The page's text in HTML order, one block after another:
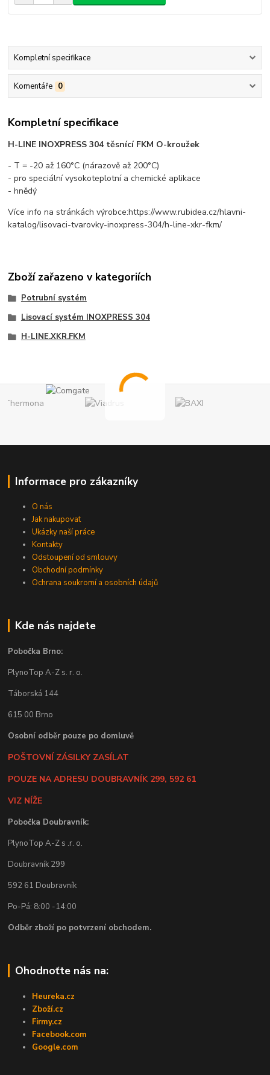
Kompletní specifikace
Komentáře 0
Kompletní specifikace
H-LINE INOXPRESS 304 těsnící FKM O-kroužek
- T = -20 až 160°C (nárazově až 200°C)
- pro speciální vysokoteplotní a chemické aplikace
- hnědý
Více info na stránkách výrobce:https://www.rubidea.cz/hlavni-
katalog/lisovaci-tvarovky-inoxpress-304/h-line-xkr-fkm/
Zboží zařazeno v kategoriích
Potrubní systém
Lisovací systém INOXPRESS 304
H-LINE.XKR.FKM
Informace pro zákazníky
O nás
Jak nakupovat
Ukázky naší práce
Kontakty
Odstoupení od smlouvy
Obchodní podmínky
Ochrana soukromí a osobních údajů
Kde nás najdete
Pobočka Brno:
PlynoTop A-Z s. r. o.
Táborská 144
615 00 Brno
Osobní odběr pouze po domluvě
POŠTOVNÍ ZÁSILKY ZASÍLAT
POUZE NA ADRESU DOUBRAVNÍK 299, 592 61
VIZ NÍŽE
Pobočka Doubravník:
PlynoTop A-Z s .r. o.
Doubravník 299
592 61 Doubravník
Po-Pá: 8:00 -14:00
Odběr zboží po potvrzení obchodem.
Ohodnoťte nás na:
Heureka.cz
Zboží.cz
Firmy.cz
Facebook.com
Google.com